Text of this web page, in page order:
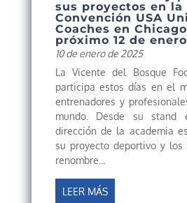
sus proyectos en la
Convención USA
Coaches en
próximo 12 de enero
10 de enero de 2025
La Vicente del Bosque
participa estos días en el
entrenadores y
mundo. Desde su stand
dirección de la academia
su proyecto deportivo y los
renombre...
LEER MÁS